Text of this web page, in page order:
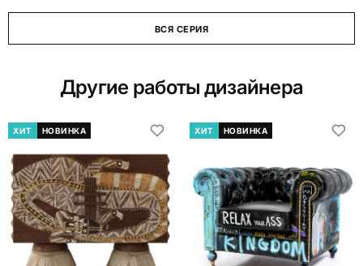
ВСЯ СЕРИЯ
Другие работы дизайнера
ХИТ НОВИНКА ХИТ НОВИНКА